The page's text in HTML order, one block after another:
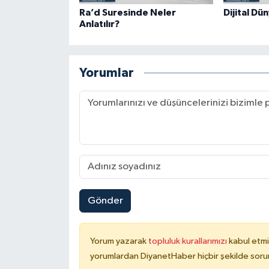
Ra’d Suresinde Neler
Anlatılır?
Dijital
Yorumlar
Gönder
Yorum yazarak topluluk kurallarımızı kabul
yorumlardan DiyanetHaber hiçbir şekilde
Karaman Müftülüğü
Kastamonu Müftülüğü
Kayseri Müftülüğü
Kırıkkale Müftülüğü
Kırklareli Müftülüğü
Kocaeli Müftülüğü